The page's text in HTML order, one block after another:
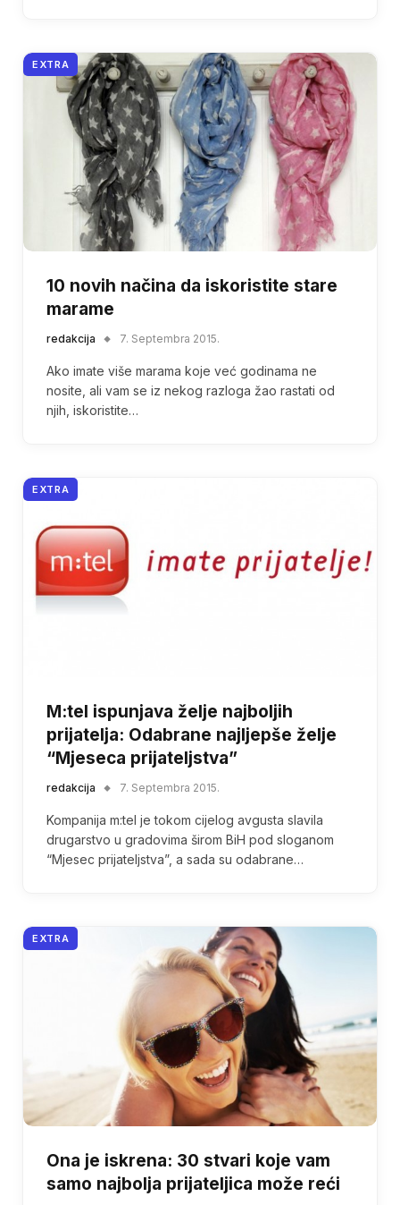
EXTRA
10 novih načina da iskoristite stare
marame
redakcija 7. Septembra 2015.
Ako imate više marama koje već godinama ne
nosite, ali vam se iz nekog razloga žao rastati od
njih, iskoristite…
EXTRA
M:tel ispunjava želje najboljih
prijatelja: Odabrane najljepše želje
“Mjeseca prijateljstva”
redakcija 7. Septembra 2015.
Kompanija m:tel je tokom cijelog avgusta slavila
drugarstvo u gradovima širom BiH pod sloganom
“Mjesec prijateljstva”, a sada su odabrane…
EXTRA
Ona je iskrena: 30 stvari koje vam
samo najbolja prijateljica može reći